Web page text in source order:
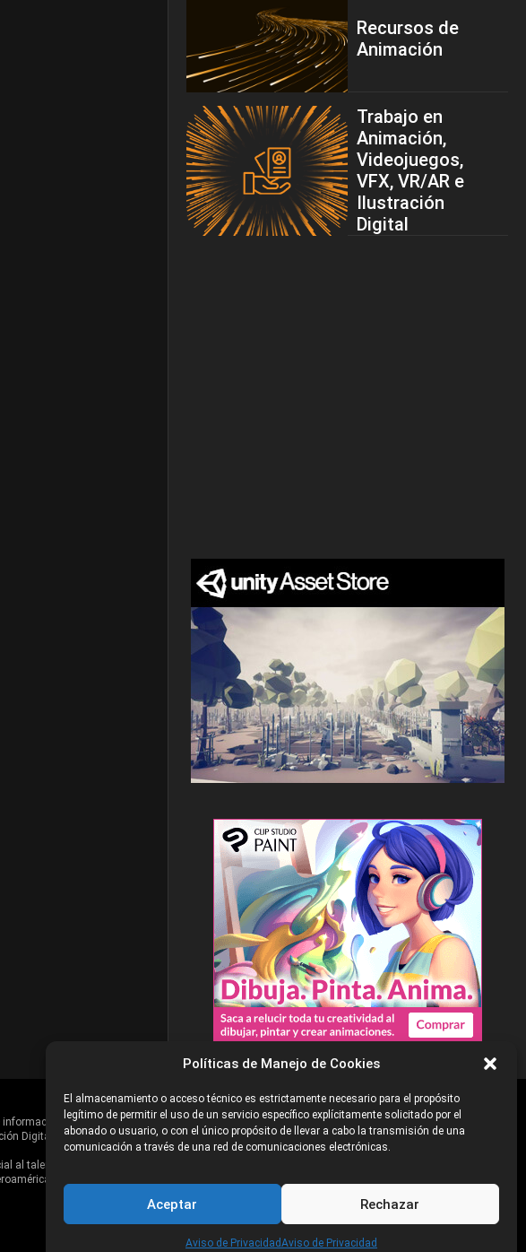
Políticas de Manejo de Cookies
El almacenamiento o acceso técnico es estrictamente necesario para el propósito
legítimo de permitir el uso de un servicio específico explícitamente solicitado por el
abonado o usuario, o con el único propósito de llevar a cabo la transmisión de una
comunicación a través de una red de comunicaciones electrónicas.
Aceptar Rechazar
Aviso de PrivacidadAviso de Privacidad
Recursos de
Animación
Trabajo en
Animación,
Videojuegos,
VFX, VR/AR e
Ilustración
Digital
en general de
Digital.
al talento, estudios,
©2026 Industria Networks